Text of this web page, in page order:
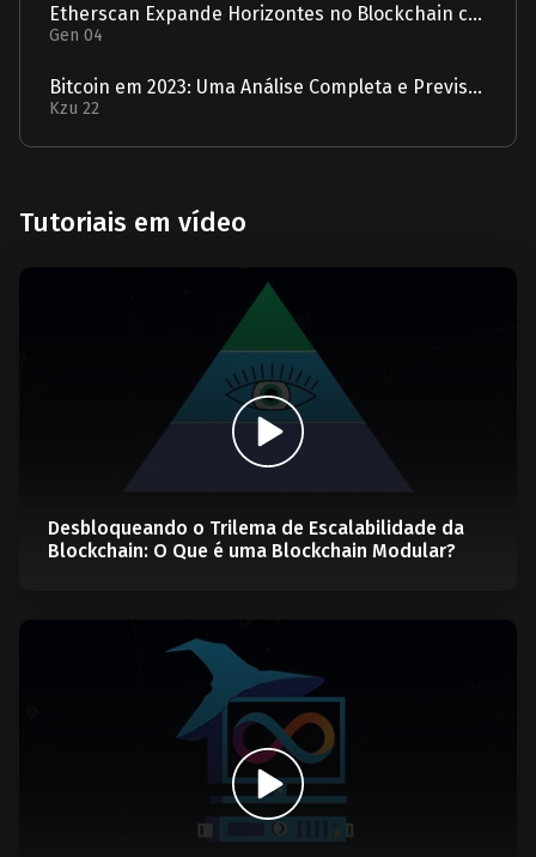
Etherscan Expande Horizontes no Blockchain com Aquisição da Solscan
Gen 04
Bitcoin em 2023: Uma Análise Completa e Previsão para 2024
Kzu 22
Tutoriais em vídeo
Desbloqueando o Trilema de Escalabilidade da
Blockchain: O Que é uma Blockchain Modular?